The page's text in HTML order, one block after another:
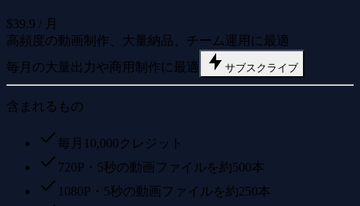
$39.9 / 月
高頻度の動画制作、大量納品、チーム運用に最適
毎月の大量出力や商用制作に最適
サブスクライブ
含まれるもの
毎月10,000クレジット
720P・5秒の動画ファイルを約500本
1080P・5秒の動画ファイルを約250本